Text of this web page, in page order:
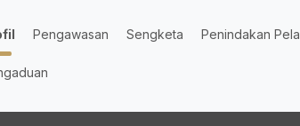
Pengawasan Sengketa Penindakan